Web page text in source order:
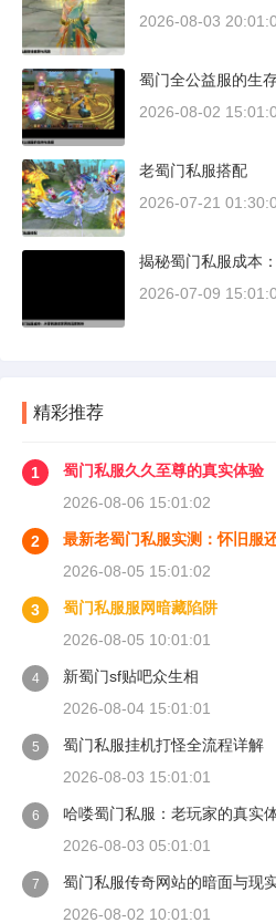
2026-08-03
蜀门全公益服的生
2026-08-02
老蜀门私服搭配
2026-07-21
揭秘蜀门私服成本
2026-07-09
精彩推荐
1
蜀门私服久久至尊的真实体验
2026-08-06 15:01:02
2
最新老蜀门私服实测：怀旧服
2026-08-05 15:01:02
3
蜀门私服服网暗藏陷阱
2026-08-05 10:01:01
4
新蜀门sf贴吧众生相
2026-08-04 15:01:01
5
蜀门私服挂机打怪全流程详解
2026-08-03 15:01:01
6
哈喽蜀门私服：老玩家的真实
2026-08-03 05:01:01
7
蜀门私服传奇网站的暗面与现
2026-08-02 10:01:01